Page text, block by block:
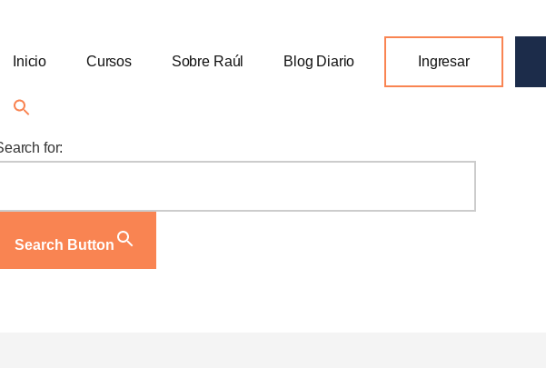
Inicio Cursos Sobre Raúl Blog Diario Ingresar
for:
Search Button